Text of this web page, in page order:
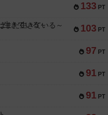
133 PT
103 PT
だ生きている～
97 PT
91 PT
91 PT